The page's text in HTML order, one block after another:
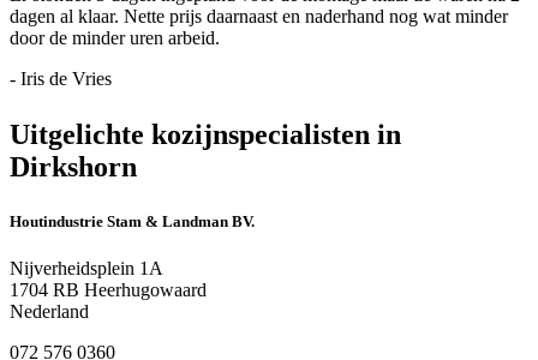
dagen al klaar. Nette prijs daarnaast en naderhand nog wat minder
door de minder uren arbeid.
- Iris de Vries
Uitgelichte kozijnspecialisten in
Dirkshorn
Houtindustrie Stam & Landman BV.
Nijverheidsplein 1A
1704 RB Heerhugowaard
Nederland
072 576 0360